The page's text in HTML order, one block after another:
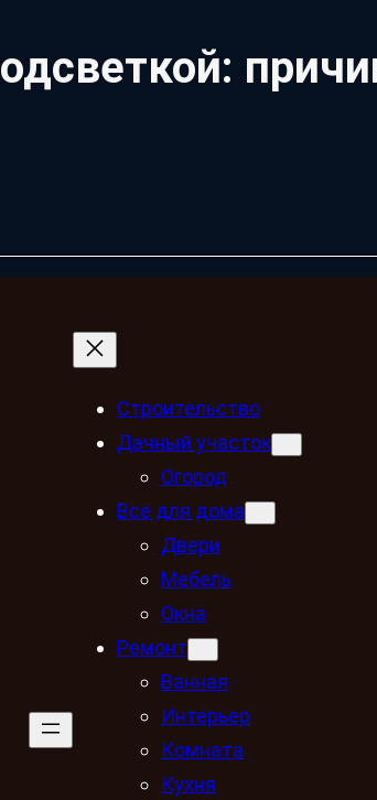
Строительство
Дачный участок
Огород
Всё для дома
Двери
Мебель
Окна
Ремонт
Ванная
Интерьер
Комната
Кухня